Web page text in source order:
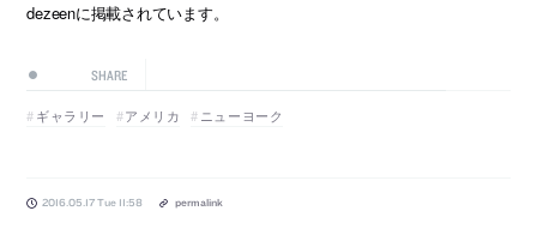
dezeenに掲載されています。
SHARE
ギャラリー アメリカ ニューヨーク
2016.05.17 Tue 11:58 permalink